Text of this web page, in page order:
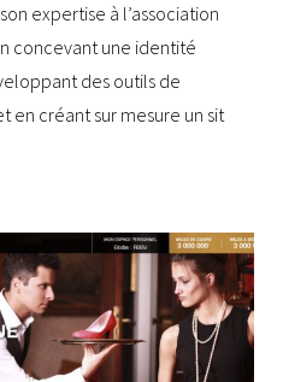
expertise à l’association
concevant une identité
des outils de
en créant sur mesure un sit